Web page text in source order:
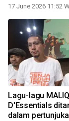
17 June 2026 11:52
Lagu-lagu
D'Essentials
dalam